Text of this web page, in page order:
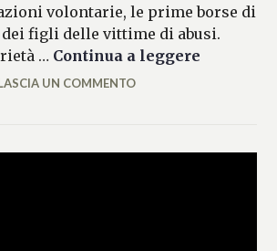
volontarie, le prime borse di
figli delle vittime di abusi.
… Continua a leggere
UN COMMENTO